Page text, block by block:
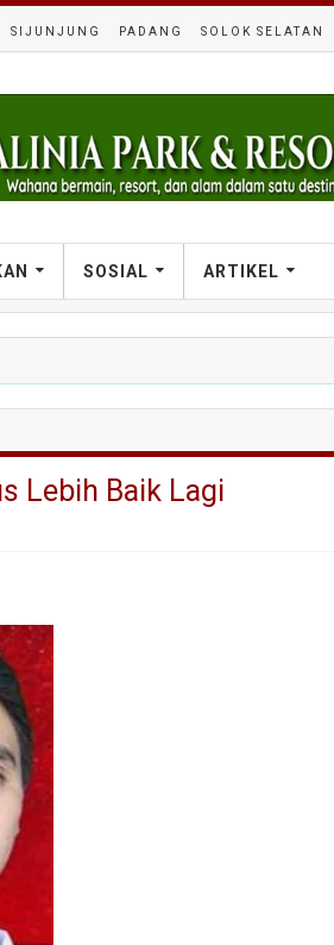
SIJUNJUNG PADANG SOLOK SELATAN
SOSIAL ARTIKEL
Lebih Baik Lagi